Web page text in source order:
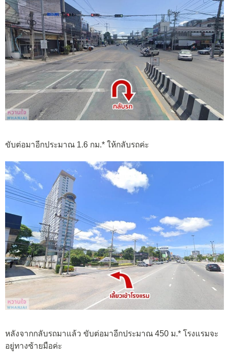
ขับต่อมาอีกประมาณ 1.6 กม.* ให้กลับรถค่ะ
หลังจากกลับรถมาแล้ว ขับต่อมาอีกประมาณ 450 ม.* โรงแรมจะ
อยู่ทางซ้ายมือค่ะ